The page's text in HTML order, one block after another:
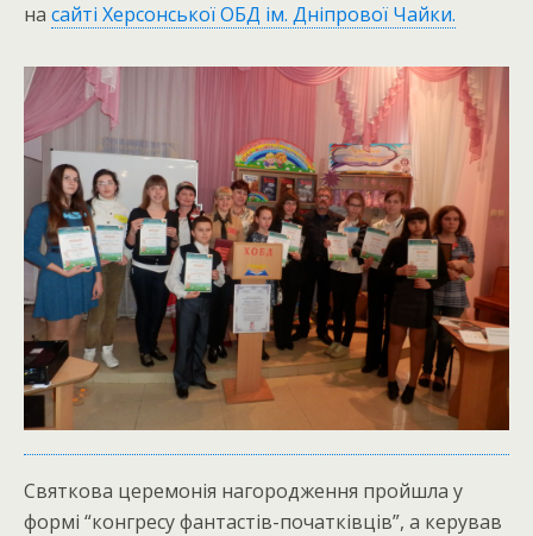
на сайті Херсонської ОБД ім. Дніпрової Чайки.
Святкова церемонія нагородження пройшла у
формі “конгресу фантастів-початківців”, а керував